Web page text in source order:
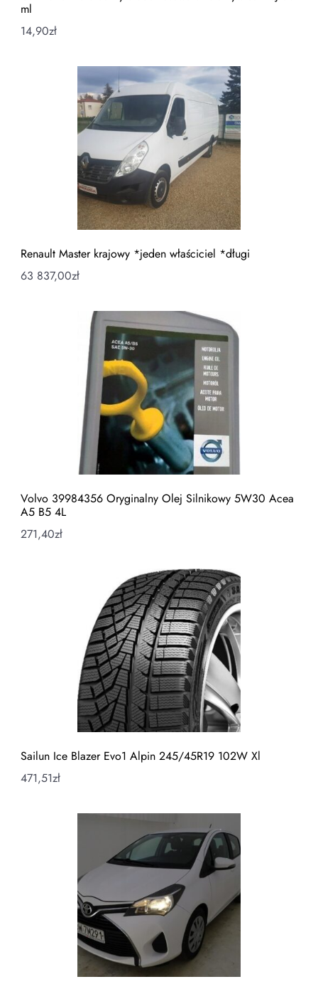
ml
14,90zł
Renault Master krajowy *jeden właściciel *długi
63 837,00zł
Volvo 39984356 Oryginalny Olej Silnikowy 5W30 Acea
A5 B5 4L
271,40zł
Sailun Ice Blazer Evo1 Alpin 245/45R19 102W Xl
471,51zł